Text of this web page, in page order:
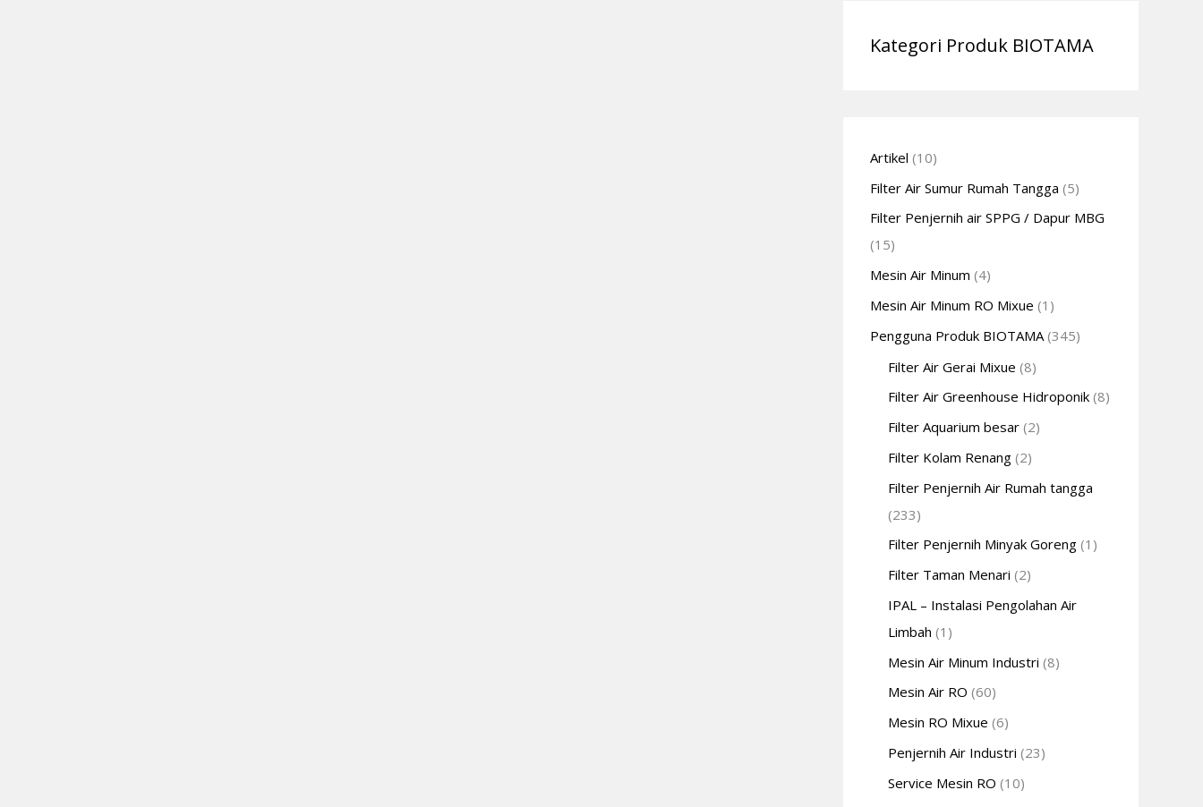
Kategori Produk BIOTAMA
Artikel (10)
Filter Air Sumur Rumah Tangga (5)
Filter Penjernih air SPPG / Dapur MBG
(15)
Mesin Air Minum (4)
Mesin Air Minum RO Mixue (1)
Pengguna Produk BIOTAMA (345)
Filter Air Gerai Mixue (8)
Filter Air Greenhouse Hidroponik (8)
Filter Aquarium besar (2)
Filter Kolam Renang (2)
Filter Penjernih Air Rumah tangga
(233)
Filter Penjernih Minyak Goreng (1)
Filter Taman Menari (2)
IPAL – Instalasi Pengolahan Air
Limbah (1)
Mesin Air Minum Industri (8)
Mesin Air RO (60)
Mesin RO Mixue (6)
Penjernih Air Industri (23)
Service Mesin RO (10)